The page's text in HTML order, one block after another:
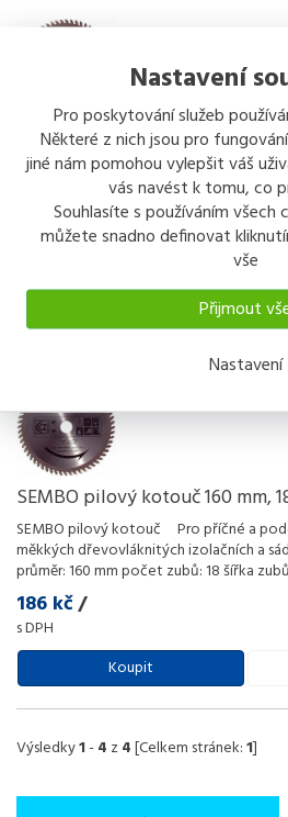
Nastavení
Pro poskytování služeb
Některé z nich jsou pro
jiné nám pomohou vylepšit váš
vás navést k tomu, co
Souhlasíte s používáním všech
můžete snadno definovat
vše
Přijmout
Nastavení
SEMBO pilový kotouč 150 mm,
SEMBO pilový kotouč Pro příčné a
měkkých dřevovláknitých izolačních a
průměr: 150 mm počet zubů: 18 šířka
177 kč/
SEMBO pilový kotouč 160 mm,
SEMBO pilový kotouč Pro příčné a
měkkých dřevovláknitých izolačních a
průměr: 160 mm počet zubů: 18 šířka
186 kč/
s DPH
Koupit
Výsledky1- 4 z4[Celkem stránek:1]